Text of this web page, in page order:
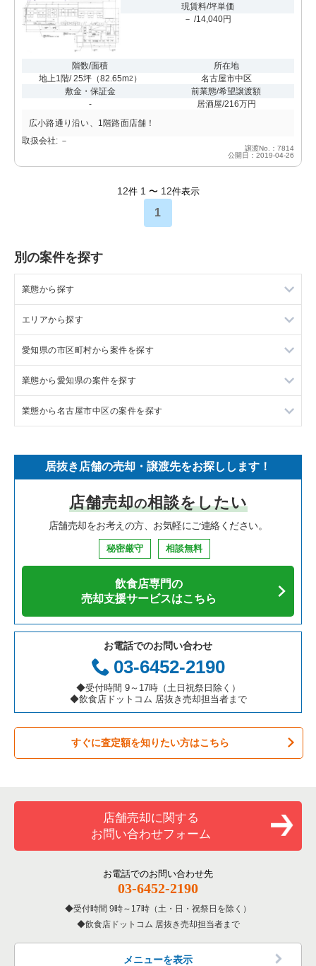
現賃料/坪単価
－ /14,040円
階数/面積
地上1階/ 25坪（82.65m2 ）
所在地
名古屋市中区
敷金・保証金
-
前業態/希望譲渡額
居酒屋/216万円
広小路通り沿い、1階路面店舗！
取扱会社: －
譲渡No.：7814
公開日：2019-04-26
12件 1 〜 12件表示
1
別の案件を探す
業態から探す
ラーメンの居抜き売却物件の案件一覧
フランス料理の居抜き売却物件の案件一覧
イタリア料理の居抜き売却物件の案件一覧
中華の居抜き売却物件の案件一覧
寿司の居抜き売却物件の案件一覧
焼肉の居抜き売却物件の案件一覧
鉄板焼き・お好み焼の居抜き売却物件の案件一覧
カフェの居抜き売却物件の案件一覧
テイクアウトの居抜き売却物件の案件一覧
お弁当・惣菜・デリの居抜き売却物件の案件一覧
カラオケ・パブ・スナックの居抜き売却物件の案件一覧
バーの居抜き売却物件の案件一覧
居酒屋・ダイニングバーの居抜き売却物件の案件一覧
洋食の居抜き売却物件の案件一覧
その他の居抜き売却物件の案件一覧
エリアから探す
東京23区の飲食店の居抜き売却物件の案件一覧
東京都下の飲食店の居抜き売却物件の案件一覧
千葉県の飲食店の居抜き売却物件の案件一覧
神奈川県の飲食店の居抜き売却物件の案件一覧
大阪府の飲食店の居抜き売却物件の案件一覧
兵庫県の飲食店の居抜き売却物件の案件一覧
愛知県の飲食店の居抜き売却物件の案件一覧
岐阜県の飲食店の居抜き売却物件の案件一覧
三重県の飲食店の居抜き売却物件の案件一覧
愛知県の市区町村から案件を探す
岡崎市の飲食店の居抜き売却物件の案件一覧
半田市の飲食店の居抜き売却物件の案件一覧
名古屋市名東区の飲食店の居抜き売却物件の案件一覧
名古屋市東区の飲食店の居抜き売却物件の案件一覧
名古屋市西区の飲食店の居抜き売却物件の案件一覧
名古屋市中区の飲食店の居抜き売却物件の案件一覧
春日井市の飲食店の居抜き売却物件の案件一覧
名古屋市瑞穂区の飲食店の居抜き売却物件の案件一覧
名古屋市北区の飲食店の居抜き売却物件の案件一覧
名古屋市中川区の飲食店の居抜き売却物件の案件一覧
一宮市の飲食店の居抜き売却物件の案件一覧
名古屋市天白区の飲食店の居抜き売却物件の案件一覧
名古屋市南区の飲食店の居抜き売却物件の案件一覧
西春日井郡の飲食店の居抜き売却物件の案件一覧
名古屋市緑区の飲食店の居抜き売却物件の案件一覧
業態から愛知県の案件を探す
愛知県のラーメンの居抜き売却物件の案件一覧
愛知県のイタリア料理の居抜き売却物件の案件一覧
愛知県の中華の居抜き売却物件の案件一覧
愛知県のそば・うどんの居抜き売却物件の案件一覧
愛知県の焼肉の居抜き売却物件の案件一覧
愛知県の鉄板焼き・お好み焼の居抜き売却物件の案件一覧
愛知県のアジア料理の居抜き売却物件の案件一覧
愛知県のカフェの居抜き売却物件の案件一覧
愛知県のテイクアウトの居抜き売却物件の案件一覧
愛知県のお弁当・惣菜・デリの居抜き売却物件の案件一覧
愛知県のバーの居抜き売却物件の案件一覧
愛知県の居酒屋・ダイニングバーの居抜き売却物件の案件一覧
愛知県の専門料理の居抜き売却物件の案件一覧
愛知県の和食の居抜き売却物件の案件一覧
愛知県の洋食の居抜き売却物件の案件一覧
業態から名古屋市中区の案件を探す
名古屋市中区のイタリア料理の居抜き売却物件の案件一覧
名古屋市中区の寿司の居抜き売却物件の案件一覧
名古屋市中区の焼肉の居抜き売却物件の案件一覧
名古屋市中区のアジア料理の居抜き売却物件の案件一覧
名古屋市中区のテイクアウトの居抜き売却物件の案件一覧
名古屋市中区のお弁当・惣菜・デリの居抜き売却物件の案件一
覧
名古屋市中区のカラオケ・パブ・スナックの居抜き売却物件の
名古屋市中区の居酒屋・ダイニングバーの居抜き売却物件の案
名古屋市中区の洋食の居抜き売却物件の案件一覧
名古屋市中区のその他の居抜き売却物件の案件一覧
居抜き店舗の売却・譲渡先をお探しします！
店舗売却の相談をしたい
店舗売却をお考えの方、お気軽にご連絡ください。
秘密厳守 相談無料
飲食店専門の
売却支援サービスはこちら
お電話でのお問い合わせ
03-6452-2190
◆受付時間 9～17時（土日祝祭日除く）
◆飲食店ドットコム 居抜き売却担当者まで
すぐに査定額を知りたい方はこちら
店舗売却に関する
お問い合わせフォーム
お電話でのお問い合わせ先
03-6452-2190
受付時間 9時～17時（土・日・祝祭日を除く）
飲食店ドットコム 居抜き売却担当者まで
メニューを表示